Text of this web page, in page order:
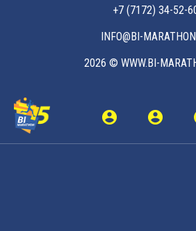
+7 (7172) 34-52-
INFO@BI-
2026 © WWW.BI-